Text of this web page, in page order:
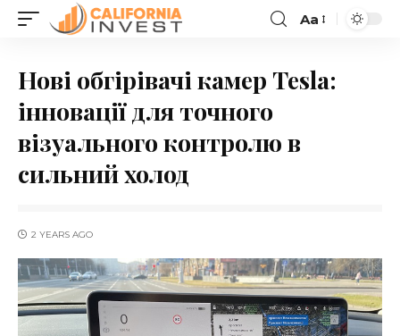
Aa
Нові обгірівачі камер Tesla:
інновації для точного
візуального контролю в
сильний холод
2 YEARS AGO